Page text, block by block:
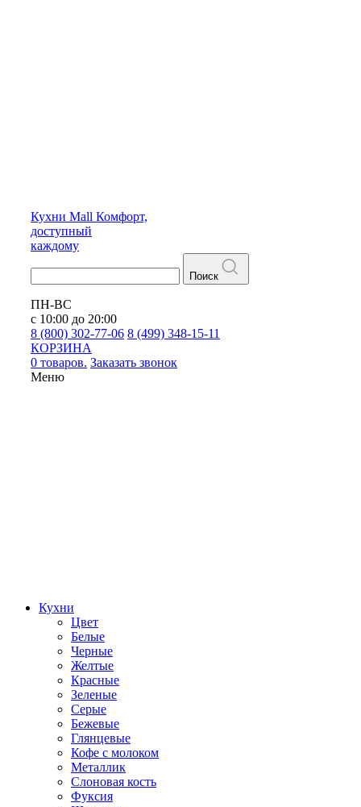
Кухни Mall Комфорт,
доступный
каждому
Поиск
ПН-ВС
с 10:00 до 20:00
8 (800) 302-77-06 8 (499) 348-15-11
КОРЗИНА
0 товаров. Заказать звонок
Меню
Кухни
Цвет
Белые
Черные
Желтые
Красные
Зеленые
Серые
Бежевые
Глянцевые
Кофе с молоком
Металлик
Слоновая кость
Фуксия